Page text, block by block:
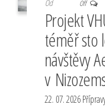
Od Off
Projekt
téměř sto
návštěvy
v
22. 07. 2026